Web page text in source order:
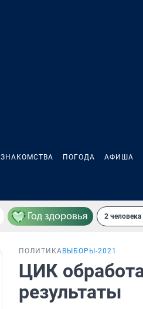
ЗНАКОМСТВА ПОГОДА АФИША
2
ПОЛИТИКА ВЫБОРЫ-2021
ЦИК
результаты